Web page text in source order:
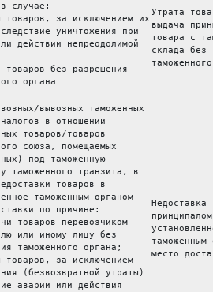
в случае:
товаров, за исключением их
уничтожения при
действии непреодолимой
товаров без разрешения
органа
Утрата
выдача
товара с
склада без
вывозных таможенных
в отношении
товаров/товаров
союза, помещаемых
под таможенную
таможенного транзита, в
товаров в
таможенным органом
по причине:
товаров перевозчиком
или иному лицу без
таможенного органа;
товаров, за исключением
(безвозвратной утраты)
аварии или действия
Недоставка
таможенным
место